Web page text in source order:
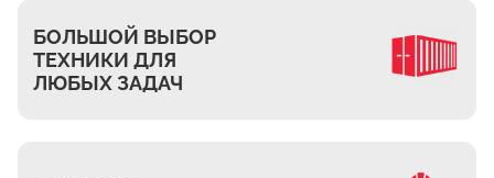
Жуково
Петровское
БОЛЬШОЙ ВЫБОР
ТЕХНИКИ ДЛЯ
ЛЮБЫХ ЗАДАЧ